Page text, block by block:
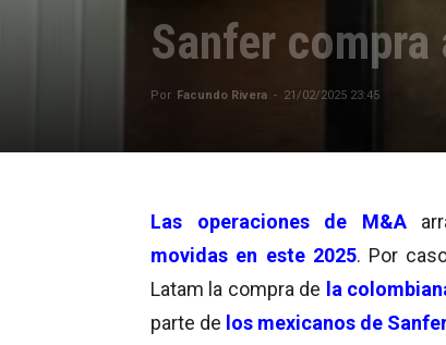
Sanfer
Por Facundo Rivera - 21/02/2025 23:45
Las operaciones de M&A
movidas en este 2025. Por
Latam la compra de la
parte de los mexicanos de